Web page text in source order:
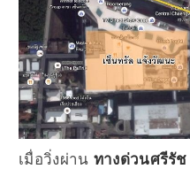
เมื่อวิ่งผ่าน ทางด่วนศรีรัช